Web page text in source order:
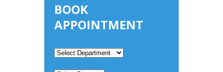
BOOK
APPOINTMENT